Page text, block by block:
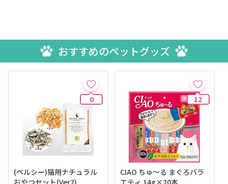
おすすめのペットグッズ
0
(ペルシー)猫用ナチュラル
おやつセット(Ver2)
12
CIAO ちゅ～る まぐろバラ
エティ 14g×20本